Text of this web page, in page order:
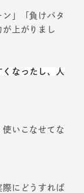
」「負けパタ
上がりまし
なったし、人
いこなせてな
にどうすれば